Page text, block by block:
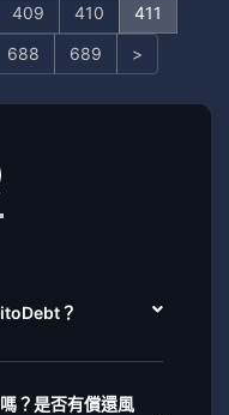
409 410
411
688 689 >
？
？是否有償還風